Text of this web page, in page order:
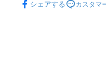
シェアする
カスタマ